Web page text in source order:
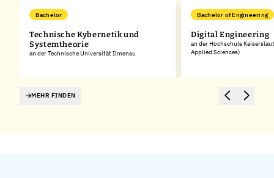
Bachelor
Technische Kybernetik und
Systemtheorie
an der Technische Universität Ilmenau
Bachelor of Engineering
Digital Engineering
an der Hochschule
Applied Sciences)
MEHR FINDEN